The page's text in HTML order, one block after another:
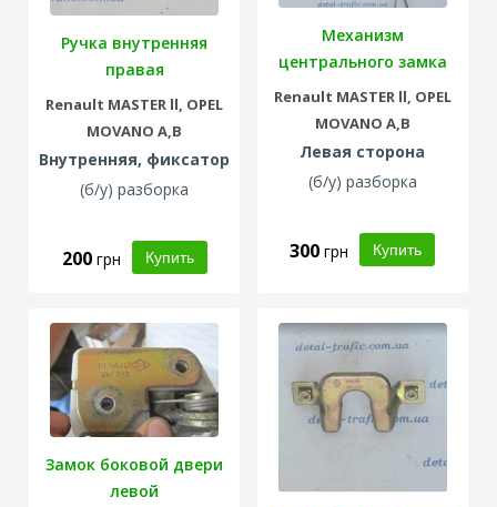
Ручка внутренняя
правая
Renault MASTER ll, OPEL
MOVANO A,B
Внутренняя, фиксатор
(б/у) разборка
200 грн
Механизм
центрального замка
левая дверь
Renault MASTER ll, OPEL
MOVANO A,B
Левая сторона
(б/у) разборка
300грн
Замок боковой двери
левой